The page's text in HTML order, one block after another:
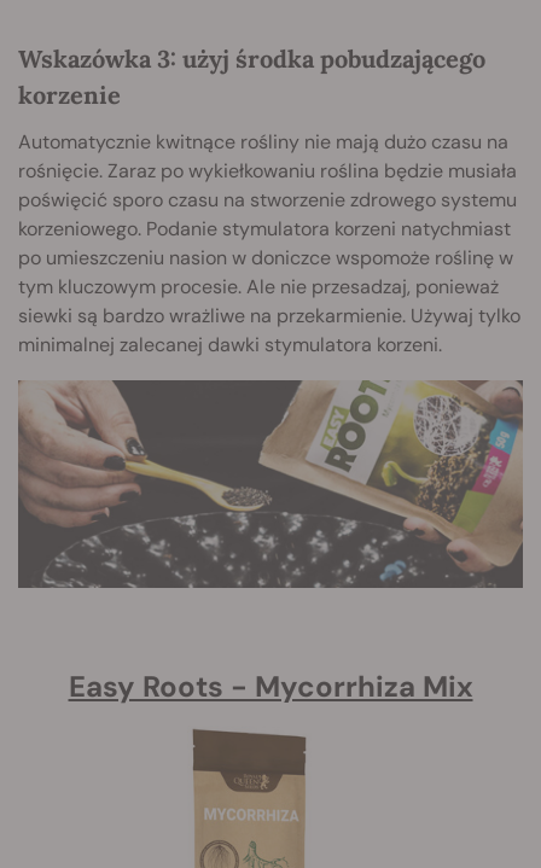
Wskazówka 3: użyj środka pobudzającego
korzenie
Automatycznie kwitnące rośliny nie mają dużo czasu na
rośnięcie. Zaraz po wykiełkowaniu roślina będzie musiała
poświęcić sporo czasu na stworzenie zdrowego systemu
korzeniowego. Podanie stymulatora korzeni natychmiast
po umieszczeniu nasion w doniczce wspomoże roślinę w
tym kluczowym procesie. Ale nie przesadzaj, ponieważ
siewki są bardzo wrażliwe na przekarmienie. Używaj tylko
minimalnej zalecanej dawki stymulatora korzeni.
Easy Roots - Mycorrhiza Mix